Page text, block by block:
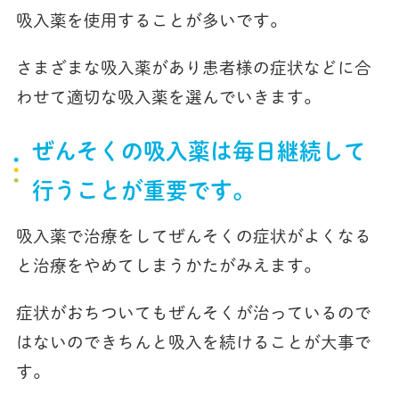
吸入薬を使用することが多いです。
さまざまな吸入薬があり患者様の症状などに合
わせて適切な吸入薬を選んでいきます。
ぜんそくの吸入薬は毎日継続して
行うことが重要です。
吸入薬で治療をしてぜんそくの症状がよくなる
と治療をやめてしまうかたがみえます。
症状がおちついてもぜんそくが治っているので
はないのできちんと吸入を続けることが大事で
す。